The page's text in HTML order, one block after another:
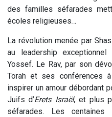
des familles séfarades
écoles religieuses…
La révolution menée par
au leadership
Yossef. Le Rav, par son
Torah et ses conférences
inspirer un amour débordant
Juifs d’Erets Israël, et plus
séfarades. Les